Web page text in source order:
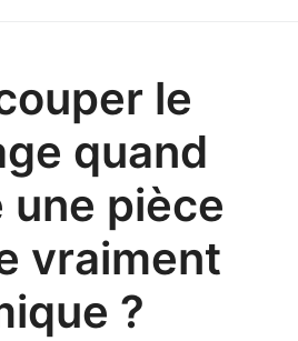
le
quand
une pièce
vraiment
?